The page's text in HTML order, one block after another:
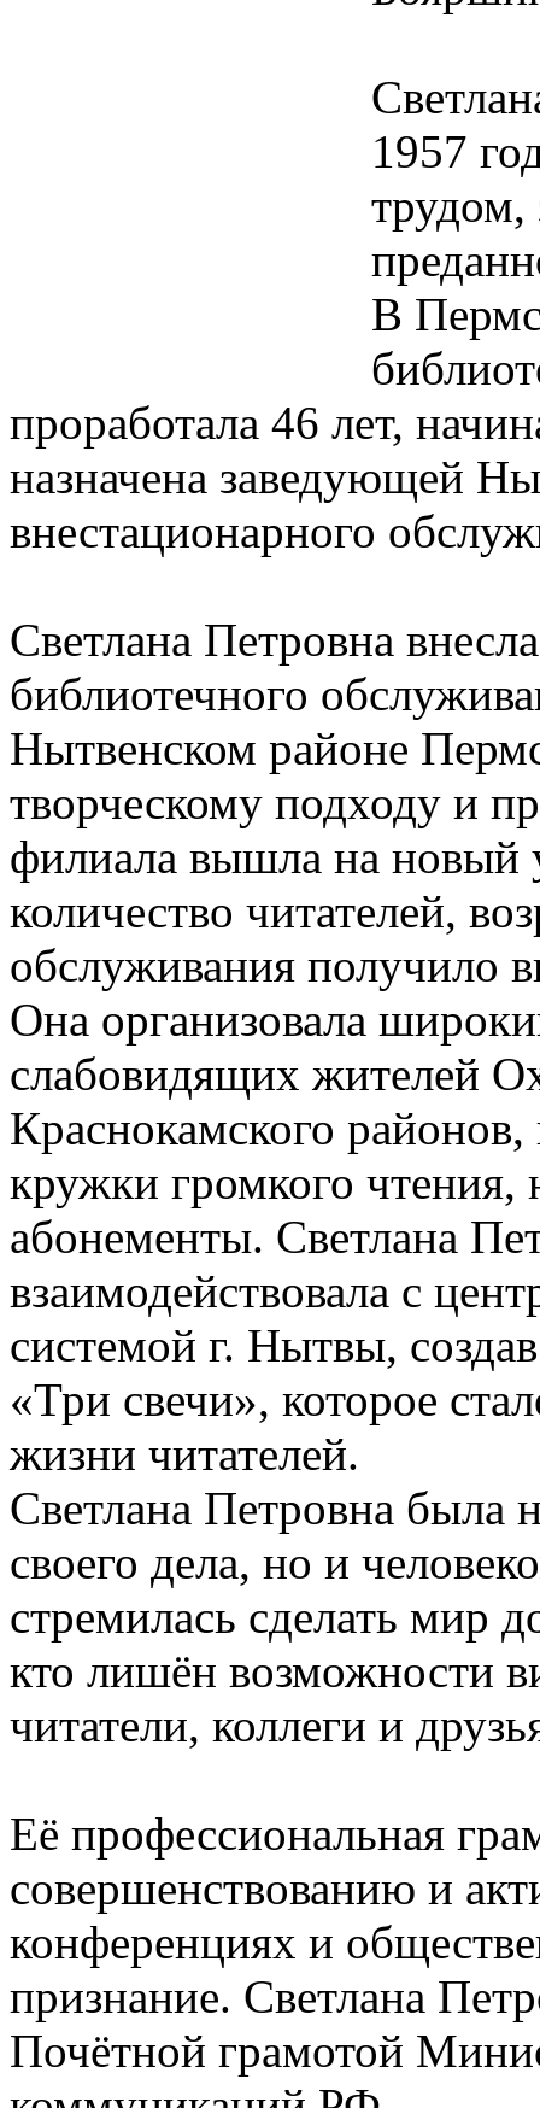
1957
трудом,
В
проработала 46 лет,
назначена заведующей
внестационарного
Светлана Петровна
библиотечного
Нытвенском районе
творческому подходу и
филиала вышла на новый
количество читателей,
обслуживания получило
Она организовала
слабовидящих жителей
Краснокамского
кружки громкого
абонементы. Светлана
взаимодействовала с
системой г. Нытвы,
«Три свечи», которое
жизни читателей.
Светлана Петровна была
своего дела, но и
стремилась сделать мир
кто лишён возможности
читатели, коллеги и
Её профессиональная
совершенствованию и
конференциях и
признание. Светлана
Почётной грамотой